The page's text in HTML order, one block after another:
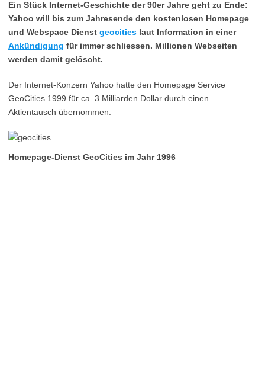
Ein Stück Internet-Geschichte der 90er Jahre geht zu Ende:
Yahoo will bis zum Jahresende den kostenlosen Homepage
und Webspace Dienst geocities laut Information in einer
Ankündigung für immer schliessen. Millionen Webseiten
werden damit gelöscht.
Der Internet-Konzern Yahoo hatte den Homepage Service
GeoCities 1999 für ca. 3 Milliarden Dollar durch einen
Aktientausch übernommen.
Homepage-Dienst GeoCities im Jahr 1996